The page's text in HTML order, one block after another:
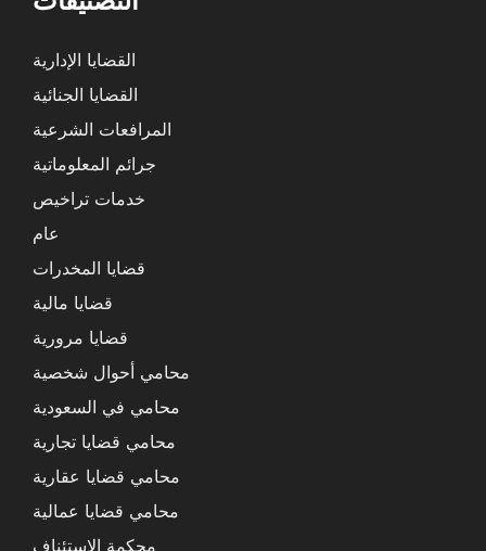
القضايا الإدارية
القضايا الجنائية
المرافعات الشرعية
جرائم المعلوماتية
خدمات تراخيص
عام
قضايا المخدرات
قضايا مالية
قضايا مرورية
محامي أحوال شخصية
محامي في السعودية
محامي قضايا تجارية
محامي قضايا عقارية
محامي قضايا عمالية
محكمة الاستئناف